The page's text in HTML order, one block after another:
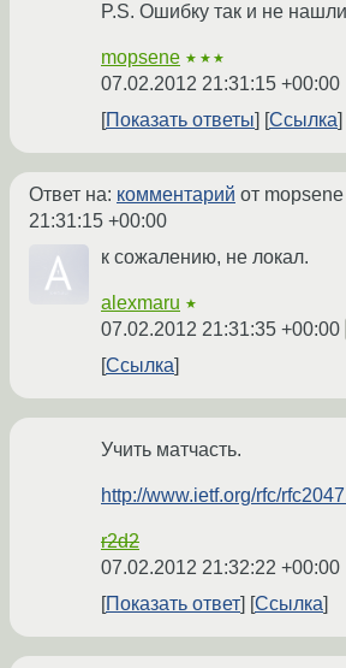
P.S. Ошибку так и не
mopsene ★★★
07.02.2012 21:31:15 +00:00
Показать ответы
Ссылка
Ответ на: комментарий от mopsene
21:31:15 +00:00
к сожалению, не локал.
alexmaru ★
07.02.2012 21:31:35 +00:00
Ссылка
Учить матчасть.
http://www.ietf.org/rfc/
r2d2
07.02.2012 21:32:22 +00:00
Показать ответ
Ссылка